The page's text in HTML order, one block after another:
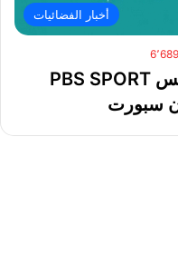
أخبار الفضائيات
6٬689
تردد قناة بي . بي. اس سبورتس PBS SPORT
سبورت